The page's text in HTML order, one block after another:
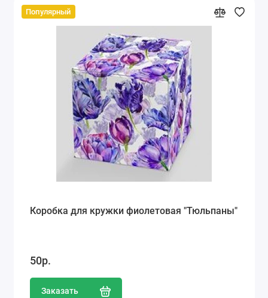
Популярный
Коробка для кружки фиолетовая "Тюльпаны"
50р.
Заказать